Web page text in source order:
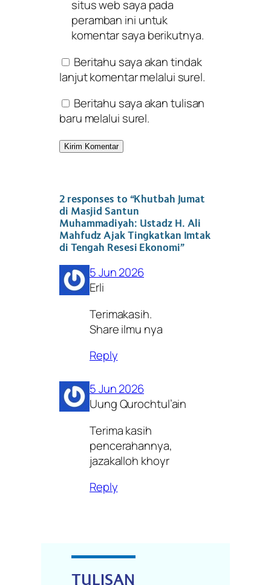
situs web saya pada
peramban ini untuk
komentar saya berikutnya.
Beritahu saya akan tindak
lanjut komentar melalui surel.
Beritahu saya akan tulisan
baru melalui surel.
2 responses to “Khutbah Jumat
di Masjid Santun
Muhammadiyah: Ustadz H. Ali
Mahfudz Ajak Tingkatkan Imtak
di Tengah Resesi Ekonomi”
5 Jun 2026
Erli
Terimakasih.
Share ilmu nya
Reply
5 Jun 2026
Uung Qurochtul’ain
Terima kasih
pencerahannya,
jazakalloh khoyr
Reply
TULISAN